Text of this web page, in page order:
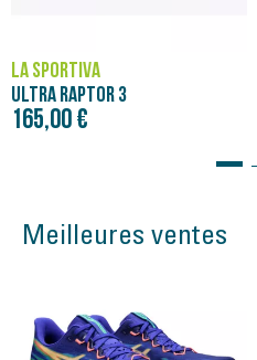
SANS PFAS
Oui
Végan
XFloW Endurance™
Semelle intérieure XFlow™ 5 mm
Fil de confort™
LA SPORTIVA
ULTRA RAPTOR 3
165,00 €
Meilleures ventes